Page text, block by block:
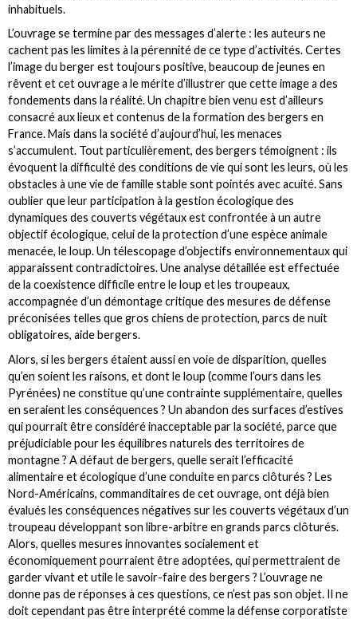
inhabituels.
L’ouvrage se termine par des messages d’alerte : les auteurs ne
cachent pas les limites à la pérennité de ce type d’activités. Certes
l’image du berger est toujours positive, beaucoup de jeunes en
rêvent et cet ouvrage a le mérite d’illustrer que cette image a des
fondements dans la réalité. Un chapitre bien venu est d’ailleurs
consacré aux lieux et contenus de la formation des bergers en
France. Mais dans la société d’aujourd’hui, les menaces
s’accumulent. Tout particulièrement, des bergers témoignent : ils
évoquent la difficulté des conditions de vie qui sont les leurs, où les
obstacles à une vie de famille stable sont pointés avec acuité. Sans
oublier que leur participation à la gestion écologique des
dynamiques des couverts végétaux est confrontée à un autre
objectif écologique, celui de la protection d’une espèce animale
menacée, le loup. Un télescopage d’objectifs environnementaux qui
apparaissent contradictoires. Une analyse détaillée est effectuée
de la coexistence difficile entre le loup et les troupeaux,
accompagnée d’un démontage critique des mesures de défense
préconisées telles que gros chiens de protection, parcs de nuit
obligatoires, aide bergers.
Alors, si les bergers étaient aussi en voie de disparition, quelles
qu’en soient les raisons, et dont le loup (comme l’ours dans les
Pyrénées) ne constitue qu’une contrainte supplémentaire, quelles
en seraient les conséquences ? Un abandon des surfaces d’estives
qui pourrait être considéré inacceptable par la société, parce que
préjudiciable pour les équilibres naturels des territoires de
montagne ? A défaut de bergers, quelle serait l’efficacité
alimentaire et écologique d’une conduite en parcs clôturés ? Les
Nord-Américains, commanditaires de cet ouvrage, ont déjà bien
évalués les conséquences négatives sur les couverts végétaux d’un
troupeau développant son libre-arbitre en grands parcs clôturés.
Alors, quelles mesures innovantes socialement et
économiquement pourraient être adoptées, qui permettraient de
garder vivant et utile le savoir-faire des bergers ? L’ouvrage ne
donne pas de réponses à ces questions, ce n’est pas son objet. Il ne
doit cependant pas être interprété comme la défense corporatiste